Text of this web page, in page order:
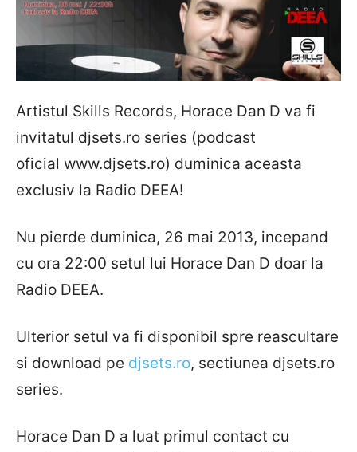
Artistul Skills Records, Horace Dan D va fi
invitatul djsets.ro series (podcast
oficial www.djsets.ro) duminica aceasta
exclusiv la Radio DEEA!
Nu pierde duminica, 26 mai 2013, incepand
cu ora 22:00 setul lui Horace Dan D doar la
Radio DEEA.
Ulterior setul va fi disponibil spre reascultare
si download pe djsets.ro, sectiunea djsets.ro
series.
Horace Dan D a luat primul contact cu